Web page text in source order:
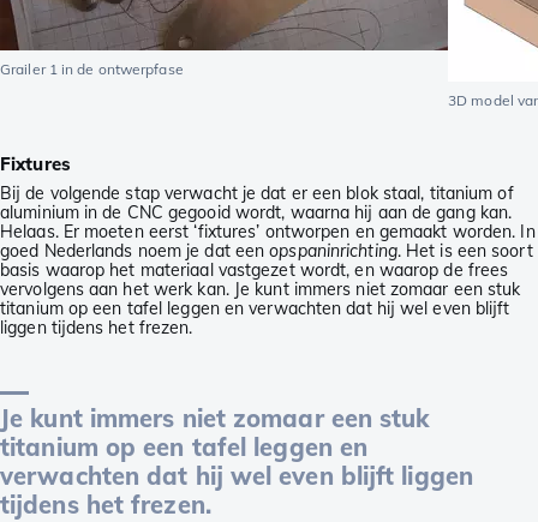
Grailer 1 in de ontwerpfase
3D model
Fixtures
Bij de volgende stap verwacht je dat er een blok staal, titanium of
aluminium in de CNC gegooid wordt, waarna hij aan de gang kan.
Helaas. Er moeten eerst ‘fixtures’ ontworpen en gemaakt worden. In
goed Nederlands noem je dat eenopspaninrichting. Het is een soort
basis waarop het materiaal vastgezet wordt, en waarop de frees
vervolgens aan het werk kan. Je kunt immers niet zomaar een stuk
titanium op een tafel leggen en verwachten dat hij wel even blijft
liggen tijdens het frezen.
Je kunt immers niet zomaar een stuk
titanium op een tafel leggen en
verwachten dat hij wel even blijft liggen
tijdens het frezen.